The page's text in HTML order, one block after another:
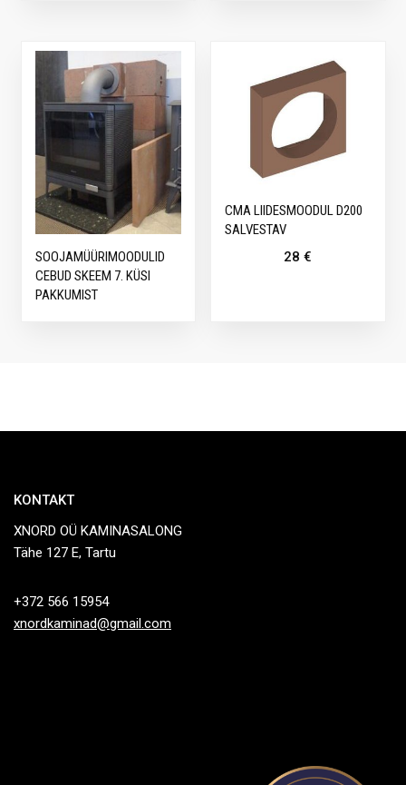
SOOJAMÜÜRIMOODULID
CEBUD SKEEM 7. KÜSI
PAKKUMIST
CMA LIIDESMOODUL D200
SALVESTAV
28€
KONTAKT
XNORD OÜ KAMINASALONG
Tähe 127 E, Tartu
+372 566 15954
xnordkaminad@gmail.com